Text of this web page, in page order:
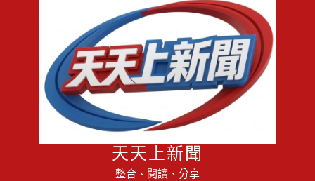
天天上新聞
整合、閱讀、分享